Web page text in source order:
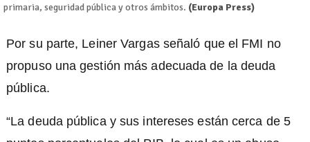
primaria, seguridad pública y otros ámbitos. (Europa Press)
Por su parte, Leiner Vargas señaló que el FMI no
propuso una gestión más adecuada de la deuda
pública.
“La deuda pública y sus intereses están cerca de 5